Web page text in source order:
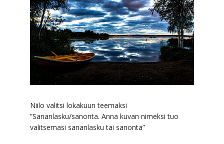
Niilo valitsi lokakuun teemaksi
”Sananlasku/sanonta. Anna kuvan nimeksi tuo
valitsemasi sananlasku tai sanonta”